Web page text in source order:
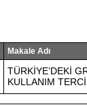
Makale Adı
TÜRKİYE’DEKİ
KULLANIM